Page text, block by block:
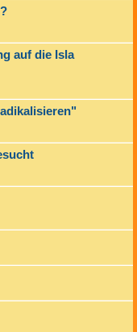
auf die Isla